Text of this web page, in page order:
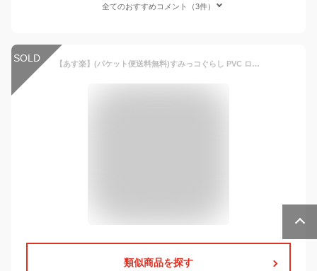
全てのおすすめコメント（3件）
SOLD 【あす楽】(パケット便送料無料)すみっコぐらし PVC ロールボストン ビーチバッグ プールバッグ こども海浜・レジャー用品 099768
類似商品を探す